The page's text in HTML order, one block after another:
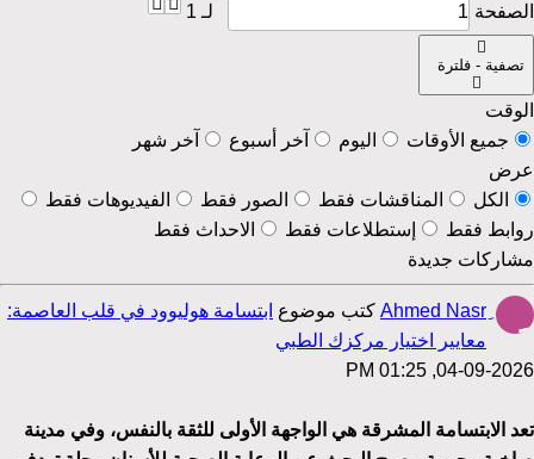
الصفحة لـ 1
تصفية - فلترة
الوقت
جميع الأوقات
اليوم آخر أسبوع
آخر شهر
عرض
الكل
المناقشات فقط الصور فقط
الفيديوهات فقط
روابط فقط
إستطلاعات فقط
الاحداث فقط
مشاركات جديدة
كتب موضوع ابتسامة هوليوود في قلب العاصمة:
معايير اختيار مركزك الطبي
04-09-2026, 01:25 PM
تعد الابتسامة المشرقة هي الواجهة الأولى للثقة بالنفس، وفي مدينة